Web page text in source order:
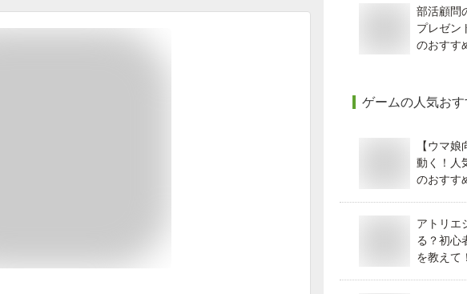
部活顧問
プレゼン
のおすす
ゲームの人気お
【ウマ
動く！人
のおすす
アトリエ
る？初心
を教えて！